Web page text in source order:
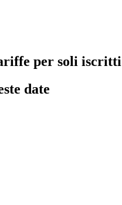
per soli iscritti
date